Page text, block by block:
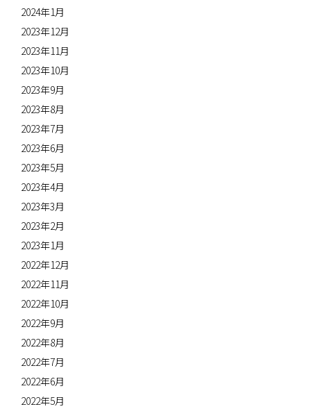
2024年1月
2023年12月
2023年11月
2023年10月
2023年9月
2023年8月
2023年7月
2023年6月
2023年5月
2023年4月
2023年3月
2023年2月
2023年1月
2022年12月
2022年11月
2022年10月
2022年9月
2022年8月
2022年7月
2022年6月
2022年5月